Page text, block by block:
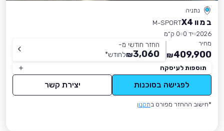
נתניה
ב מ וו X4
M-SPORT
2026 יד 0
0 ק״מ
מחיר
409,900
₪
החזר חודשי מ-
3,060
₪לחודש*
תוספות לעיסקה
לפגישה בסוכנות יצירת קשר
*חישוב ההחזר מפורט בתקנון